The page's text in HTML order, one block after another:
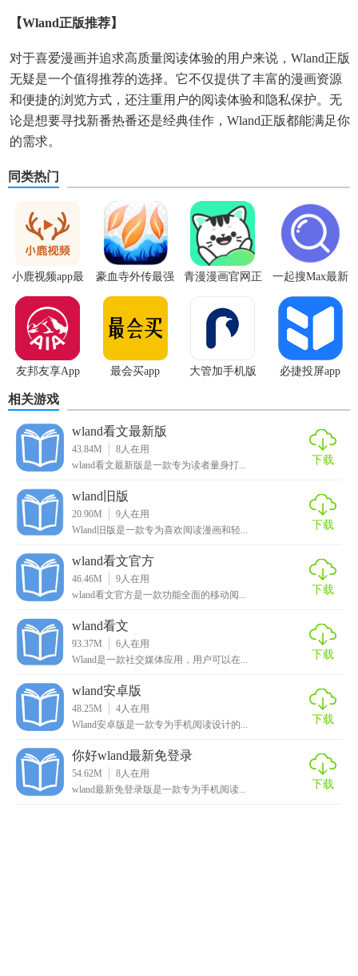
【wland正版推荐】
对于喜爱漫画并追求高质量阅读体验的用户来说，Wland正版
无疑是一个值得推荐的选择。它不仅提供了丰富的漫画资源
和便捷的浏览方式，还注重用户的阅读体验和隐私保护。无
论是想要寻找新番热番还是经典佳作，Wland正版都能满足你
的需求。
同类热门
小鹿视频app最
新版
豪血寺外传最强
传说无限血版
青漫漫画官网正
一起搜Max最新
版
友邦友享App 最会买app 大管加手机版 必捷投屏app
相关游戏
wland看文最新版
43.84M 8人在用
wland看文最新版是一款专为读者量身打...
下载
wland旧版
20.90M 9人在用
Wland旧版是一款专为喜欢阅读漫画和轻...
下载
wland看文官方
46.46M 9人在用
wland看文官方是一款功能全面的移动阅...
下载
wland看文
93.37M 6人在用
Wland是一款社交媒体应用，用户可以在...
下载
wland安卓版
48.25M 4人在用
Wland安卓版是一款专为手机阅读设计的...
下载
你好wland最新免登录
54.62M 8人在用
wland最新免登录版是一款专为手机阅读...
下载